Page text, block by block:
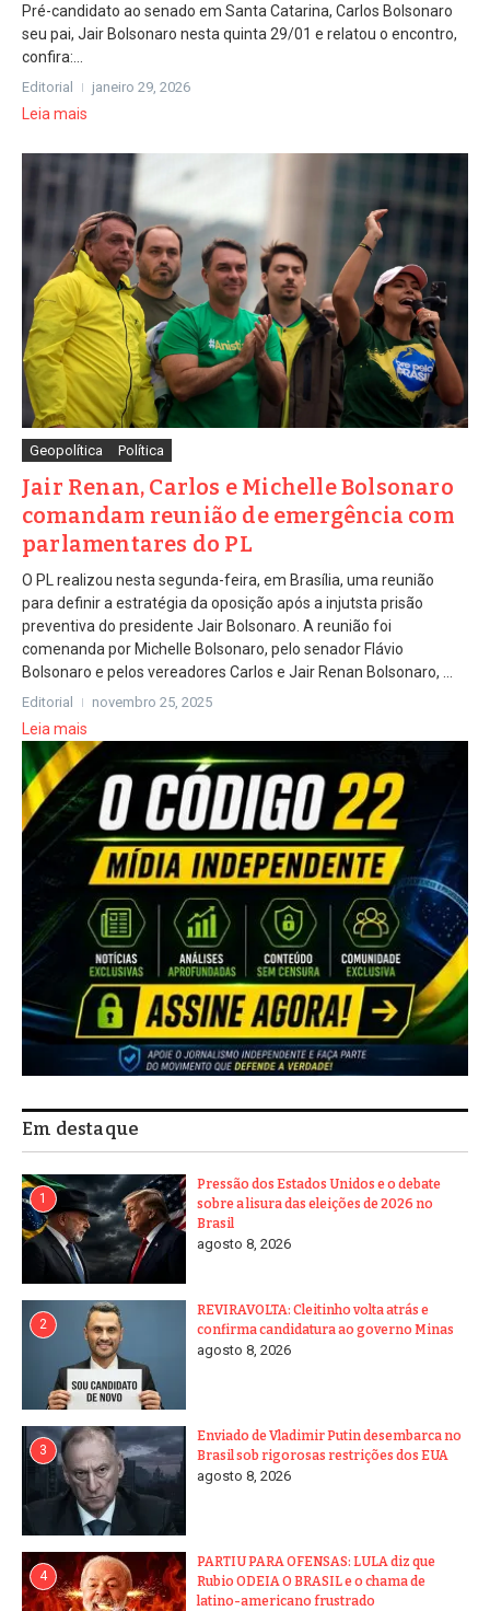
Pré-candidato ao senado em Santa Catarina, Carlos Bolsonaro
seu pai, Jair Bolsonaro nesta quinta 29/01 e relatou o encontro,
confira:...
Editorial janeiro 29, 2026
Leia mais
Geopolítica Política
Jair Renan, Carlos e Michelle Bolsonaro
comandam reunião de emergência com
parlamentares do PL
O PL realizou nesta segunda-feira, em Brasília, uma reunião
para definir a estratégia da oposição após a injutsta prisão
preventiva do presidente Jair Bolsonaro. A reunião foi
comenanda por Michelle Bolsonaro, pelo senador Flávio
Bolsonaro e pelos vereadores Carlos e Jair Renan Bolsonaro, ...
Editorial novembro 25, 2025
Leia mais
Em destaque
1
Pressão dos Estados Unidos e o debate
sobre a lisura das eleições de 2026 no
Brasil
agosto 8, 2026
2
REVIRAVOLTA: Cleitinho volta atrás e
confirma candidatura ao governo Minas
agosto 8, 2026
3
Enviado de Vladimir Putin desembarca no
Brasil sob rigorosas restrições dos EUA
agosto 8, 2026
4
PARTIU PARA OFENSAS: LULA diz que
Rubio ODEIA O BRASIL e o chama de
latino-americano frustrado